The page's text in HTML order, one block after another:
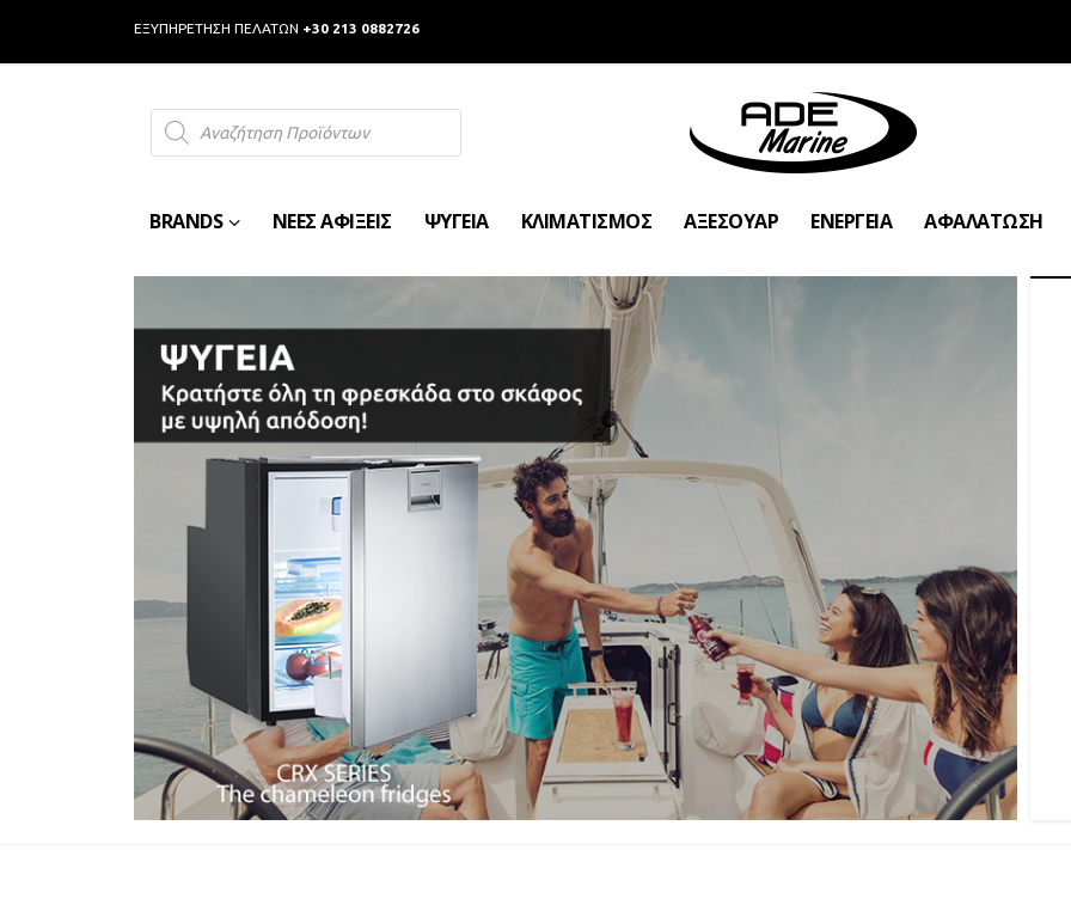
ΕΞΥΠΗΡΕΤΗΣΗ ΠΕΛΑΤΩΝ +30 213 0882726
Products
search
BRANDS ΝΕΕΣ ΑΦΙΞΕΙΣ ΨΥΓΕΙΑ ΚΛΙΜΑΤΙΣΜΟΣ ΑΞΕΣΟΥΑΡ ΕΝΕΡΓΕΙΑ ΑΦΑΛΑΤΩΣΗ